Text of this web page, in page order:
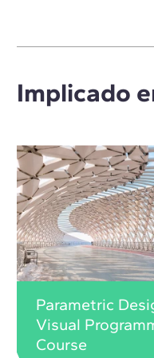
Implicado
Parametric
Visual
Course